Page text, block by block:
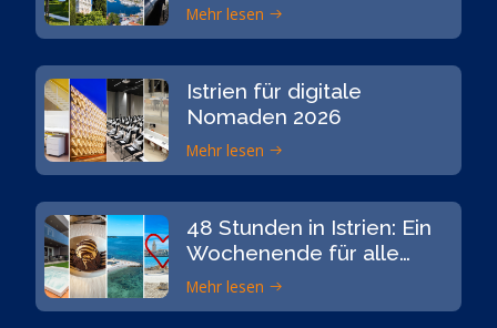
Mehr lesen
Istrien für digitale
Nomaden 2026
Mehr lesen
48 Stunden in Istrien: Ein
Wochenende für alle
Sinne
Mehr lesen